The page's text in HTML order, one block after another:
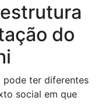
do
pode ter diferentes
social em que